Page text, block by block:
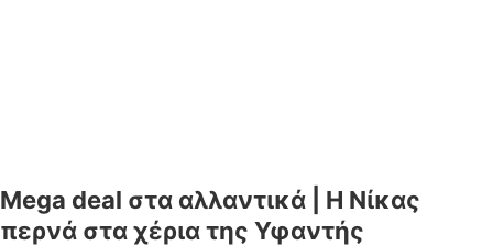
Μega deal στα αλλαντικά | Η Νίκας
περνά στα χέρια της Υφαντής